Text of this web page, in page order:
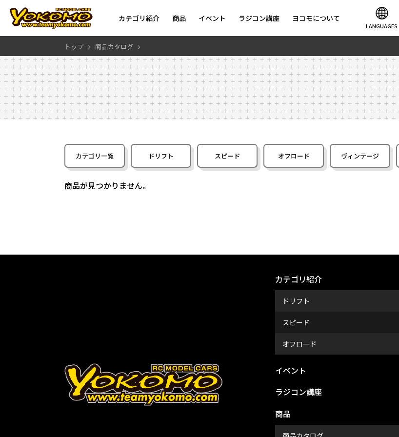
カテゴリ紹介 商品 イベント ラジコン講座 ヨコモについて
LANGUAGES
トップ 商品カタログ
カテゴリ一覧 ドリフト スピード オフロード ヴィンテージ
商品が見つかりません。
カテゴリ紹介
ドリフト
スピード
オフロード
イベント
ラジコン講座
商品